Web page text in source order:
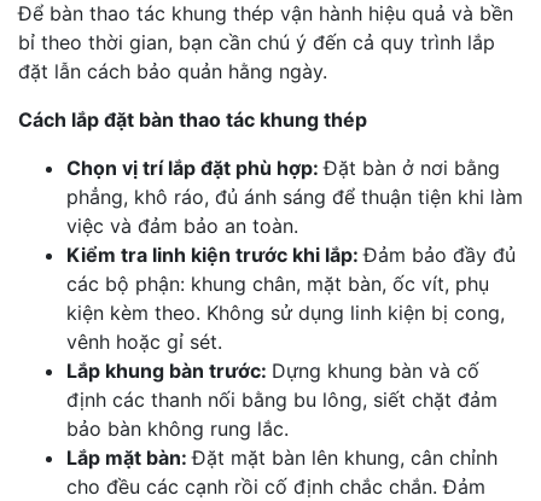
Để bàn thao tác khung thép vận hành hiệu quả và bền
bỉ theo thời gian, bạn cần chú ý đến cả quy trình lắp
đặt lẫn cách bảo quản hằng ngày.
Cách lắp đặt bàn thao tác khung thép
Chọn vị trí lắp đặt phù hợp:Đặt bàn ở nơi bằng
phẳng, khô ráo, đủ ánh sáng để thuận tiện khi làm
việc và đảm bảo an toàn.
Kiểm tra linh kiện trước khi lắp:Đảm bảo đầy đủ
các bộ phận: khung chân, mặt bàn, ốc vít, phụ
kiện kèm theo. Không sử dụng linh kiện bị cong,
vênh hoặc gỉ sét.
Lắp khung bàn trước: Dựng khung bàn và cố
định các thanh nối bằng bu lông, siết chặt đảm
bảo bàn không rung lắc.
Lắp mặt bàn:Đặt mặt bàn lên khung, cân chỉnh
cho đều các cạnh rồi cố định chắc chắn. Đảm